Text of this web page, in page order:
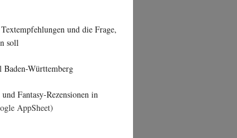
und die Frage,
soll
Baden-Württemberg
Fantasy-Rezensionen in
AppSheet)